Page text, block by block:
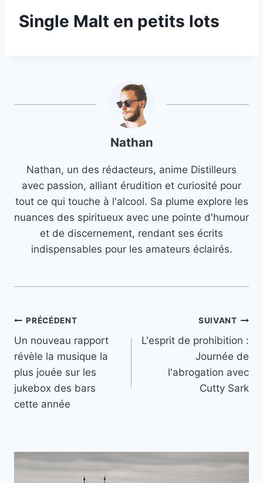
Single Malt en petits lots
Nathan
Nathan, un des rédacteurs, anime Distilleurs
avec passion, alliant érudition et curiosité pour
tout ce qui touche à l'alcool. Sa plume explore les
nuances des spiritueux avec une pointe d'humour
et de discernement, rendant ses écrits
indispensables pour les amateurs éclairés.
Navigation
de
l’article
PRÉCÉDENT
Un nouveau rapport
révèle la musique la
plus jouée sur les
jukebox des bars
cette année
SUIVANT
L'esprit de prohibition :
Journée de
l'abrogation avec
Cutty Sark